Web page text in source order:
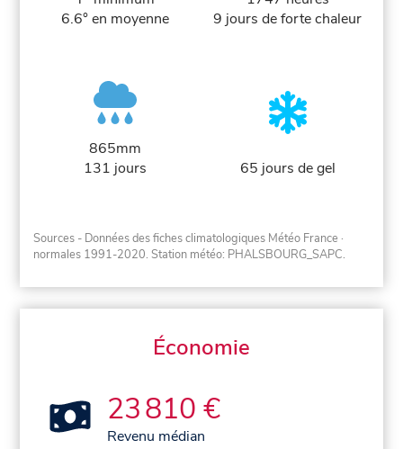
6.6° en moyenne
9 jours de forte chaleur
865mm
131 jours
65 jours de gel
Sources - Données des fiches climatologiques Météo France ·
normales 1991-2020. Station météo: PHALSBOURG_SAPC.
Économie
23 810 €
Revenu médian